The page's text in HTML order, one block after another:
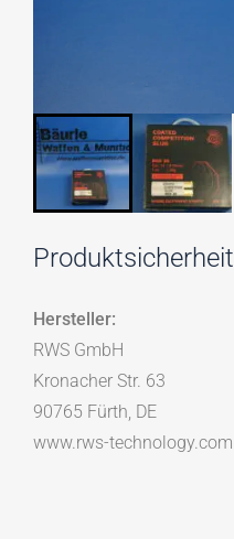
Produktsicherheit
Hersteller:
RWS GmbH
Kronacher Str. 63
90765 Fürth, DE
www.rws-technology.com